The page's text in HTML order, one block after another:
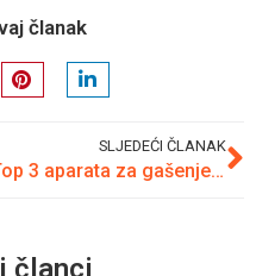
članak
SLJEDEĆI ČLANAK
Top 3 aparata za gašenje požara za firme ispod 500KM
članci